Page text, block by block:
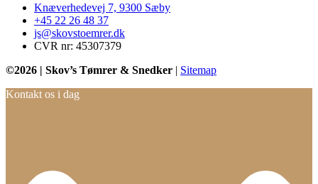
Knæverhedevej 7, 9300 Sæby
+45 22 26 48 37
js@skovstoemrer.dk
CVR nr: 45307379
©2026 | Skov’s Tømrer & Snedker | Sitemap
Kontakt os i dag